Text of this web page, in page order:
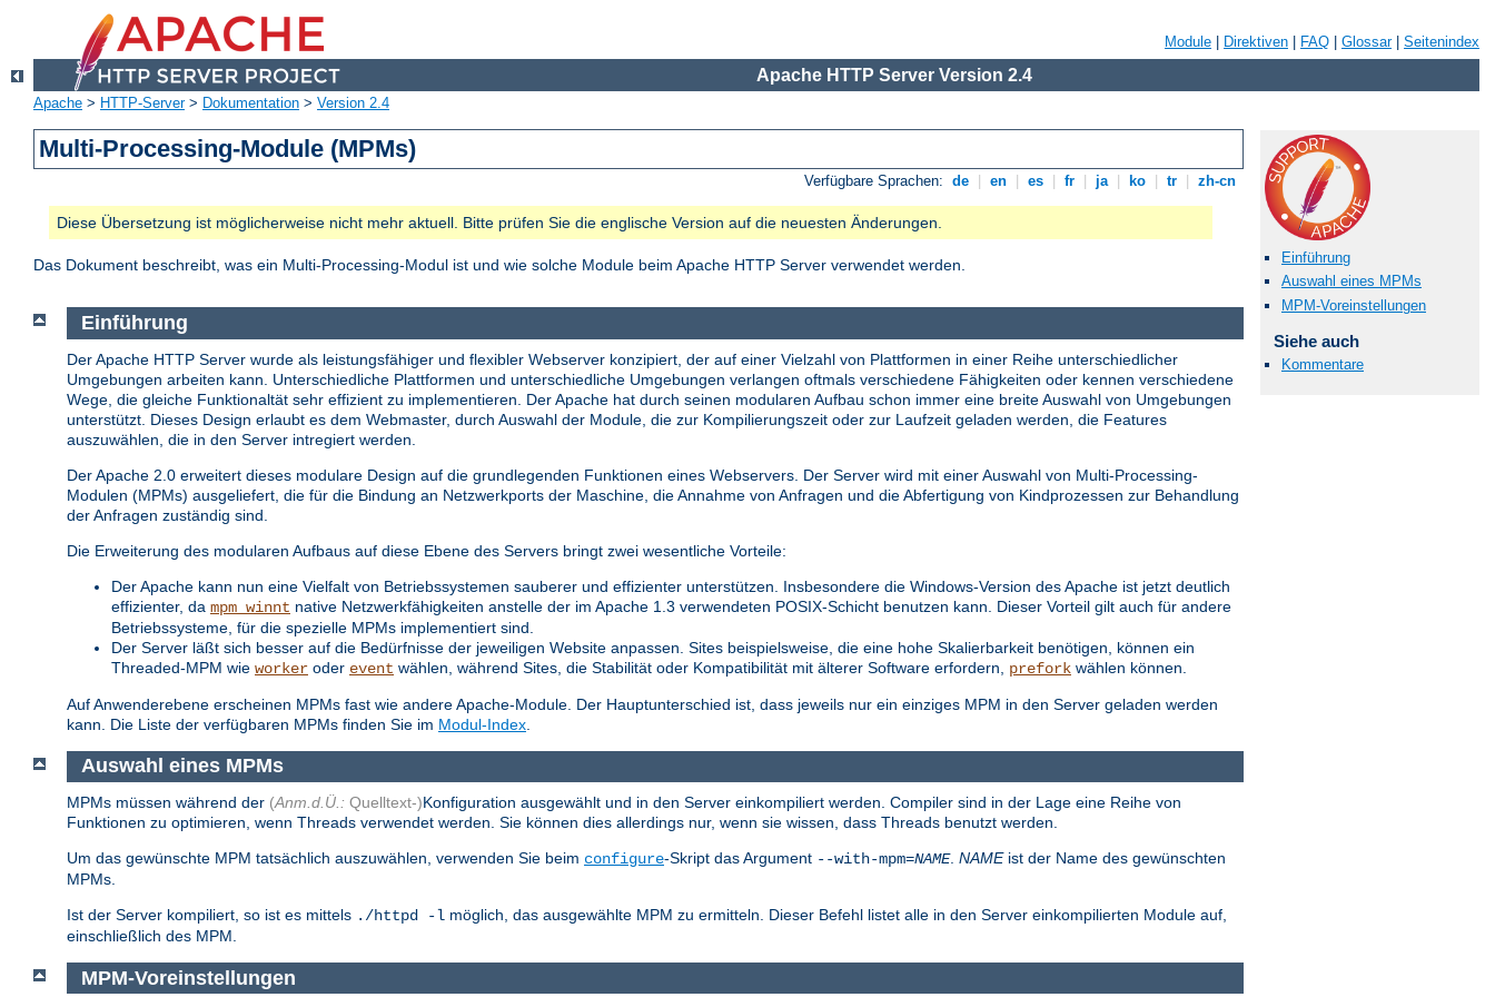
Module Direktiven FAQ Glossar| Seitenindex
Apache HTTP Server Version 2.4
Apache > HTTP-Server> Dokumentation > Version 2.4
Multi-Processing-Module (MPMs)
Verfügbare Sprachen: de en es fr ja ko tr zh-cn
Diese Übersetzung ist möglicherweise nicht mehr aktuell. Bitte prüfen Sie die englische Version auf die neuesten Änderungen.
Das Dokument beschreibt, was ein Multi-Processing-Modul ist und wie solche Module beim Apache HTTP Server verwendet werden.
Einführung
Auswahl eines MPMs
MPM-Voreinstellungen
Siehe auch
Kommentare
Einführung
Der Apache HTTP Server wurde als leistungsfähiger und flexibler Webserver konzipiert, der auf einer Vielzahl von Plattformen in einer Reihe unterschiedlicher
Umgebungen arbeiten kann. Unterschiedliche Plattformen und unterschiedliche Umgebungen verlangen oftmals verschiedene Fähigkeiten oder kennen verschiedene
Wege, die gleiche Funktionaltät sehr effizient zu implementieren. Der Apache hat durch seinen modularen Aufbau schon immer eine breite Auswahl von Umgebungen
unterstützt. Dieses Design erlaubt es dem Webmaster, durch Auswahl der Module, die zur Kompilierungszeit oder zur Laufzeit geladen werden, die Features
auszuwählen, die in den Server intregiert werden.
Der Apache 2.0 erweitert dieses modulare Design auf die grundlegenden Funktionen eines Webservers. Der Server wird mit einer Auswahl von Multi-Processing-
Modulen (MPMs) ausgeliefert, die für die Bindung an Netzwerkports der Maschine, die Annahme von Anfragen und die Abfertigung von Kindprozessen zur Behandlung
der Anfragen zuständig sind.
Die Erweiterung des modularen Aufbaus auf diese Ebene des Servers bringt zwei wesentliche Vorteile:
Der Apache kann nun eine Vielfalt von Betriebssystemen sauberer und effizienter unterstützen. Insbesondere die Windows-Version des Apache ist jetzt deutlich
effizienter, da mpm_winnt native Netzwerkfähigkeiten anstelle der im Apache 1.3 verwendeten POSIX-Schicht benutzen kann. Dieser Vorteil gilt auch für andere
Betriebssysteme, für die spezielle MPMs implementiert sind.
Der Server läßt sich besser auf die Bedürfnisse der jeweiligen Website anpassen. Sites beispielsweise, die eine hohe Skalierbarkeit benötigen, können ein
Threaded-MPM wie worker oder event wählen, während Sites, die Stabilität oder Kompatibilität mit älterer Software erfordern, prefork wählen können.
Auf Anwenderebene erscheinen MPMs fast wie andere Apache-Module. Der Hauptunterschied ist, dass jeweils nur ein einziges MPM in den Server geladen werden
kann. Die Liste der verfügbaren MPMs finden Sie im Modul-Index
Auswahl eines MPMs
MPMs müssen während der (Anm.d.Ü.: Quelltext-)Konfiguration ausgewählt und in den Server einkompiliert werden. Compiler sind in der Lage eine Reihe von
Funktionen zu optimieren, wenn Threads verwendet werden. Sie können dies allerdings nur, wenn sie wissen, dass Threads benutzt werden.
Um das gewünschte MPM tatsächlich auszuwählen, verwenden Sie beim configure-Skript das Argument --with-mpm=NAME. NAMEist der Name des gewünschten
MPMs.
Ist der Server kompiliert, so ist es mittels ./httpd -l möglich, das ausgewählte MPM zu ermitteln. Dieser Befehl listet alle in den Server einkompilierten Module auf,
einschließlich des MPM.
MPM-Voreinstellungen